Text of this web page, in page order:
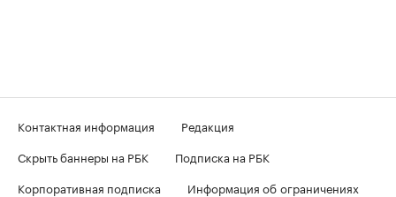
Контактная информация
Редакция
Скрыть баннеры на РБК
Подписка на РБК
Корпоративная подписка
Информация об ограничениях